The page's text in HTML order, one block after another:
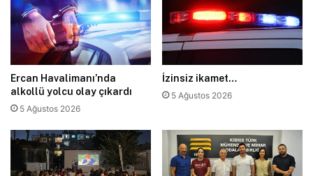
Ercan Havalimanı’nda
alkollü yolcu olay çıkardı
5 Ağustos 2026
İzinsiz ikamet…
5 Ağustos 2026